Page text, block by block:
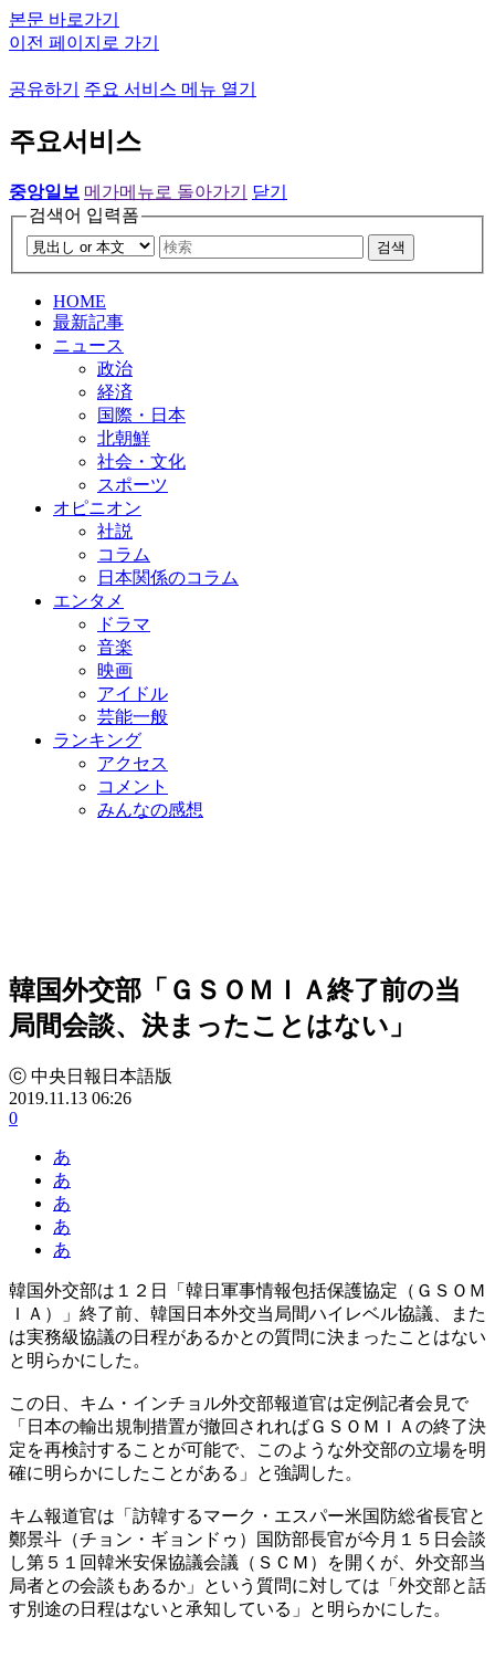
본문 바로가기
이전 페이지로 가기
공유하기 주요 서비스 메뉴 열기
주요서비스
중앙일보 메가메뉴로 돌아가기
닫기
검색어 입력폼
검색
HOME
最新記事
ニュース
政治
経済
国際・日本
北朝鮮
社会・文化
スポーツ
オピニオン
社説
コラム
日本関係のコラム
エンタメ
ドラマ
音楽
映画
アイドル
芸能一般
ランキング
アクセス
コメント
みんなの感想
韓国外交部「ＧＳＯＭＩＡ終了前の当
局間会談、決まったことはない」
ⓒ 中央日報日本語版
2019.11.13 06:26
0
あ
あ
あ
あ
あ
韓国外交部は１２日「韓日軍事情報包括保護協定（ＧＳＯＭ
ＩＡ）」終了前、韓国日本外交当局間ハイレベル協議、また
は実務級協議の日程があるかとの質問に決まったことはない
と明らかにした。
この日、キム・インチョル外交部報道官は定例記者会見で
「日本の輸出規制措置が撤回されればＧＳＯＭＩＡの終了決
定を再検討することが可能で、このような外交部の立場を明
確に明らかにしたことがある」と強調した。
キム報道官は「訪韓するマーク・エスパー米国防総省長官と
鄭景斗（チョン・ギョンドゥ）国防部長官が今月１５日会談
し第５１回韓米安保協議会議（ＳＣＭ）を開くが、外交部当
局者との会談もあるか」という質問に対しては「外交部と話
す別途の日程はないと承知している」と明らかにした。